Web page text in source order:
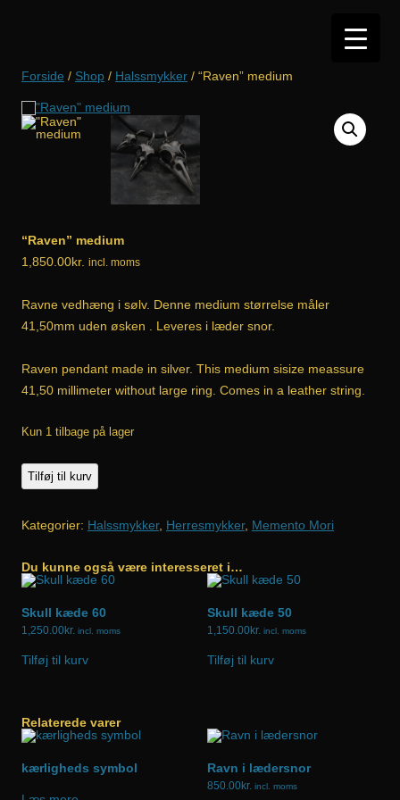
Forside / Shop / Halssmykker / “Raven” medium
“Raven” medium
1,850.00kr. incl. moms
Ravne vedhæng i sølv. Denne medium størrelse måler
41,50mm uden øsken . Leveres i læder snor.
Raven pendant made in silver. This medium sisize meassure
41,50 millimeter without large ring. Comes in a leather string.
Kun 1 tilbage på lager
"Raven"
Tilføj til kurv
Kategorier: Halssmykker, Herresmykker, Memento Mori
Du kunne også være interesseret i…
Skull kæde 60
1,250.00kr. incl. moms
Tilføj til kurv
Skull kæde 50
1,150.00kr. incl. moms
Tilføj til kurv
Relaterede varer
kærligheds symbol Ravn i lædersnor
850.00kr. incl. moms